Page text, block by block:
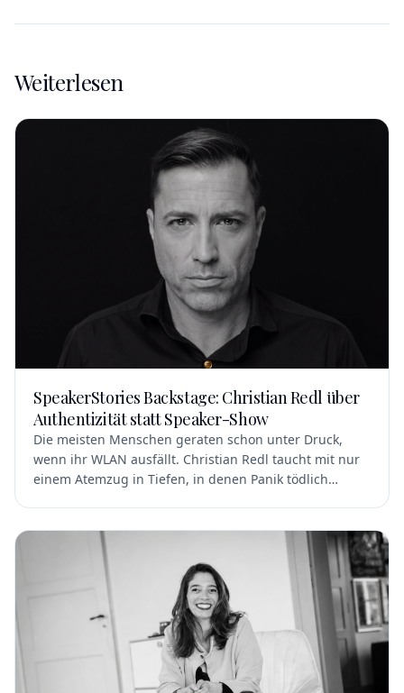
Weiterlesen
SpeakerStories Backstage: Christian Redl über
Authentizität statt Speaker-Show
Die meisten Menschen geraten schon unter Druck,
wenn ihr WLAN ausfällt. Christian Redl taucht mit nur
einem Atemzug in Tiefen, in denen Panik tödlich
Bühne – als Speaker über Angst, Fokus, Selbstführung
und Veränderung. In dieser Ausgabe von
SpeakerStories erzählt Christian Redl, warum ihn
Marketing nie interessiert hat, weshalb echte Wirkung
wichtiger ist als Reichweite – und warum ein guter
Vortrag Menschen sofort ins Nachdenken bringen